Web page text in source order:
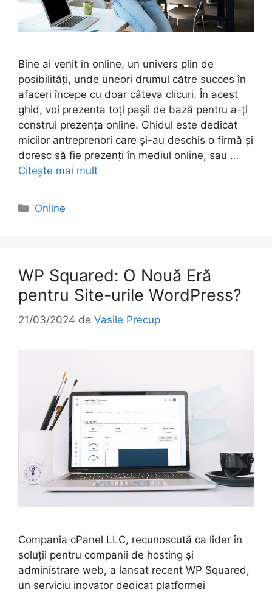
Bine ai venit în online, un univers plin de
posibilități, unde uneori drumul către succes în
afaceri începe cu doar câteva clicuri. În acest
ghid, voi prezenta toți pașii de bază pentru a-ți
construi prezența online. Ghidul este dedicat
micilor antreprenori care și-au deschis o firmă și
doresc să fie prezenți în mediul online, sau …
Citește mai mult
Categorii
Online
WP Squared: O Nouă Eră
pentru Site-urile WordPress?
21/03/2024 de Vasile Precup
Compania cPanel LLC, recunoscută ca lider în
soluții pentru companii de hosting și
administrare web, a lansat recent WP Squared,
un serviciu inovator dedicat platformei